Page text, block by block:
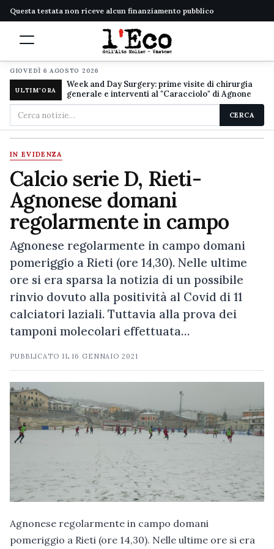
Questa testata non riceve alcun finanziamento pubblico
GIOVEDÌ 6 AGOSTO 2026
ULTIM'ORA
Week and Day Surgery: prime visite di chirurgia
generale e interventi al "Caracciolo" di Agnone
Cerca
nel
sito
CERCA
IN EVIDENZA
Calcio serie D, Rieti-
Agnonese domani
regolarmente in campo
Agnonese regolarmente in campo domani
pomeriggio a Rieti (ore 14,30). Nelle ultime
ore si era sparsa la notizia di un possibile
rinvio dovuto alla positività al Covid di 11
calciatori laziali. Tuttavia alla prova dei
tamponi molecolari effettuata…
PUBBLICATO IL16 GENNAIO 2021
Agnonese regolarmente in campo domani
pomeriggio a Rieti (ore 14,30). Nelle ultime ore si era